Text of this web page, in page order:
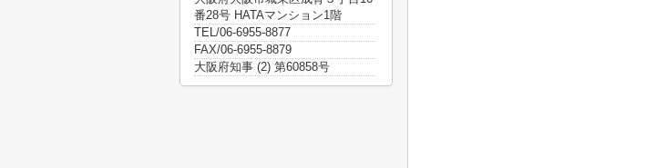
番28号 HATAマンション1階
TEL/06-6955-8877
FAX/06-6955-8879
大阪府知事 (2) 第60858号